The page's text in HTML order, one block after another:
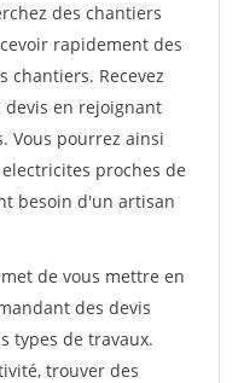
des chantiers
rapidement des
chantiers. Recevez
devis en rejoignant
Vous pourrez ainsi
proches de
besoin d'un artisan
de vous mettre en
des devis
types de travaux.
trouver des